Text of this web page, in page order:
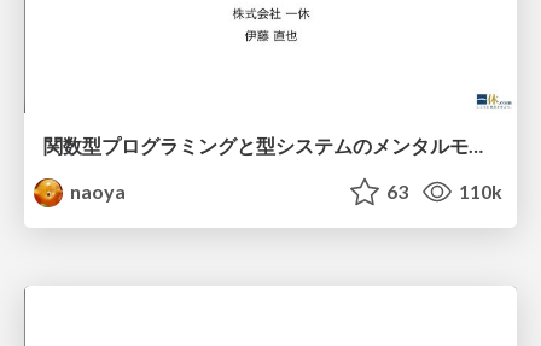
関数型プログラミングと型システムのメンタルモデル
naoya
63 110k